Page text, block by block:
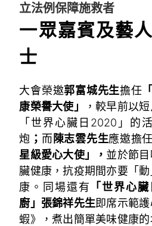
立法例保障施救者
一眾嘉賓及藝
士
大會榮邀郭富城先生擔任
康榮譽大使」
，較早前以
「世界心臟日2020」的
炮 ； 而陳志雲先生應邀擔任
星級愛心大使」， 並於節
臟健康，抗疫期間亦要「
康。同場還有
「世界心
廚」張錦祥先生即席示範
蝦》，煮出簡單美味健康